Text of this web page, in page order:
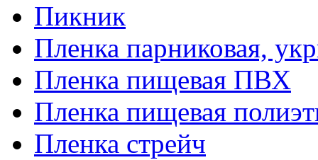
Пикник
Пленка парниковая,
Пленка пищевая ПВХ
Пленка пищевая
Пленка стрейч